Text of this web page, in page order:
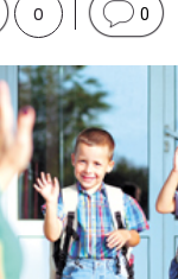
0 0